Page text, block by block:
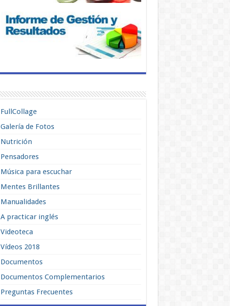
FullCollage
Galería de Fotos
Nutrición
Pensadores
Música para escuchar
Mentes Brillantes
Manualidades
A practicar inglés
Videoteca
Vídeos 2018
Documentos
Documentos Complementarios
Preguntas Frecuentes